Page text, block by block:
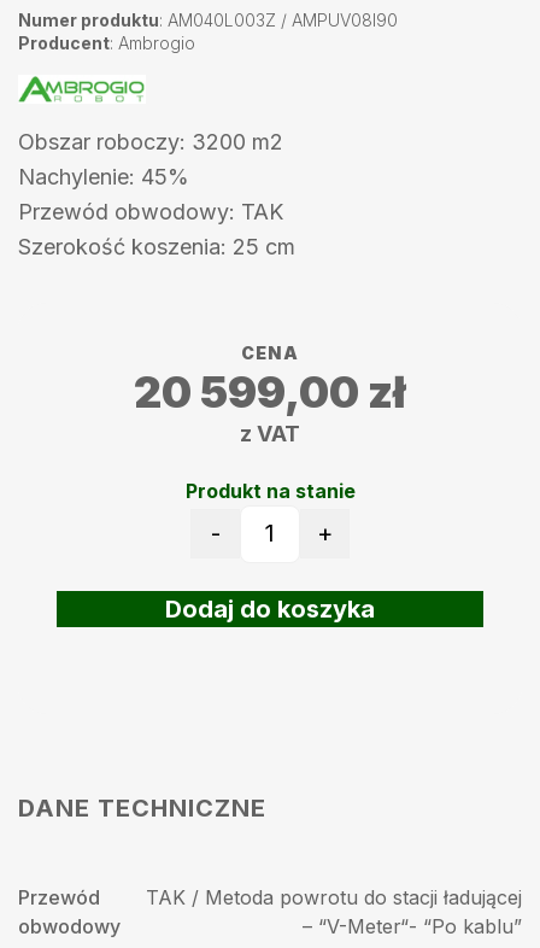
Numer produktu: AM040L003Z / AMPUV08I90
Producent: Ambrogio
Obszar roboczy: 3200 m2
Nachylenie: 45%
Przewód obwodowy: TAK
Szerokość koszenia: 25 cm
CENA
20 599,00 zł
z VAT
Produkt na stanie
ilość Robot koszący
- +
Dodaj do koszyka
DANE TECHNICZNE
Przewód
obwodowy
TAK / Metoda powrotu do stacji ładującej
– “V-Meter“- “Po kablu”